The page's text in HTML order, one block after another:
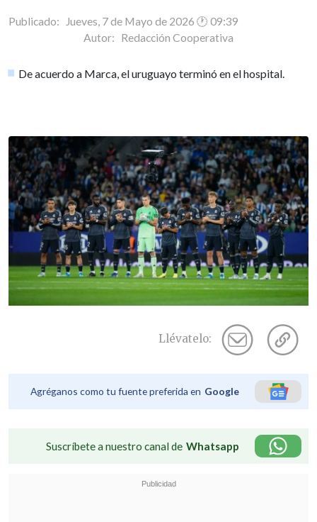
Publicado: Jueves, 7 de Mayo de 2026 🕐 09:39
Autor: Redacción Cooperativa
De acuerdo a Marca, el uruguayo terminó en el hospital.
Llévatelo:
Agréganos como tu fuente preferida en Google
Suscríbete a nuestro canal de Whatsapp